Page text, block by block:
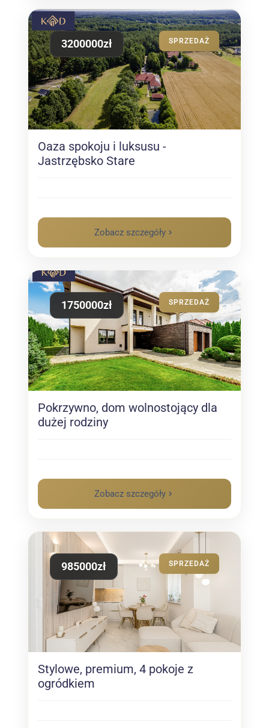
3200000zł SPRZEDAŻ
Oaza spokoju i luksusu -
Jastrzębsko Stare
Zobacz szczegóły
1750000zł SPRZEDAŻ
Pokrzywno, dom wolnostojący dla
dużej rodziny
Zobacz szczegóły
985000zł SPRZEDAŻ
Stylowe, premium, 4 pokoje z
ogródkiem